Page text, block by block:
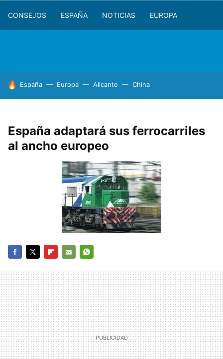
CONSEJOS ESPAÑA NOTICIAS EUROPA
HOY SE HABLA DE
España Europa Alicante China
España adaptará sus ferrocarriles
al ancho europeo
MAIL